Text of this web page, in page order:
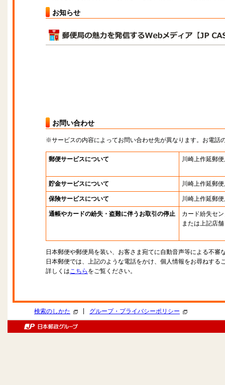
お知らせ
お問い合わせ
※サービスの内容によってお問い合わせ先が異なります。お電話
郵便サービスについて 川崎上作延郵
貯金サービスについて 川崎上作延郵
保険サービスについて 川崎上作延郵
通帳やカードの紛失・盗難に伴うお取引の停止
カード紛失セ
または上記店舗
日本郵便や郵便局を装い、お客さま宛てに自動音声等による不審
日本郵便では、上記のような電話をかけ、個人情報をお尋ねする
詳しくはこちら をご覧ください。
検索のしかた グループ・プライバシーポリシー